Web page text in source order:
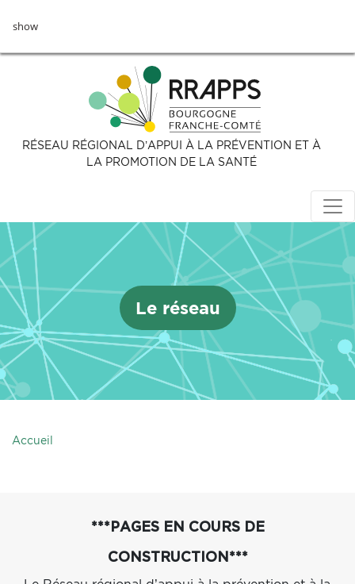
aushow
RÉSEAU RÉGIONAL D’APPUI À LA PRÉVENTION ET À
LA PROMOTION DE LA SANTÉ
Le réseau
Accueil
***PAGES EN COURS DE
CONSTRUCTION***